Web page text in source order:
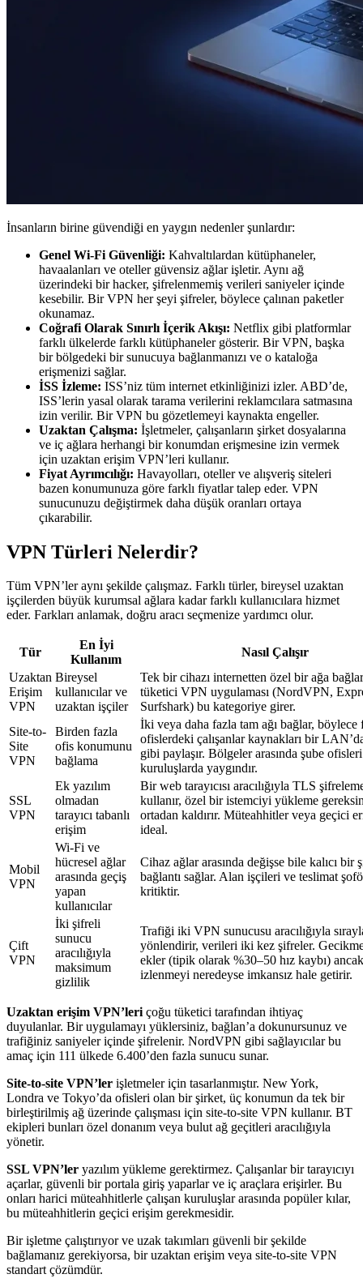
İnsanların birine güvendiği en yaygın nedenler şunlardır:
Genel Wi-Fi Güvenliği: Kahvaltılardan kütüphaneler,
havaalanları ve oteller güvensiz ağlar işletir. Aynı ağ
üzerindeki bir hacker, şifrelenmemiş verileri saniyeler içinde
kesebilir. Bir VPN her şeyi şifreler, böylece çalınan paketler
okunamaz.
Coğrafi Olarak Sınırlı İçerik Akışı: Netflix gibi platformlar
farklı ülkelerde farklı kütüphaneler gösterir. Bir VPN, başka
bir bölgedeki bir sunucuya bağlanmanızı ve o kataloğa
erişmenizi sağlar.
İSS İzleme: ISS’niz tüm internet etkinliğinizi izler. ABD’de,
ISS’lerin yasal olarak tarama verilerini reklamcılara satmasına
izin verilir. Bir VPN bu gözetlemeyi kaynakta engeller.
Uzaktan Çalışma: İşletmeler, çalışanların şirket dosyalarına
ve iç ağlara herhangi bir konumdan erişmesine izin vermek
için uzaktan erişim VPN’leri kullanır.
Fiyat Ayrımcılığı: Havayolları, oteller ve alışveriş siteleri
bazen konumunuza göre farklı fiyatlar talep eder. VPN
sunucunuzu değiştirmek daha düşük oranları ortaya
çıkarabilir.
VPN Türleri Nelerdir?
Tüm VPN’ler aynı şekilde çalışmaz. Farklı türler, bireysel uzaktan
işçilerden büyük kurumsal ağlara kadar farklı kullanıcılara hizmet
eder. Farkları anlamak, doğru aracı seçmenize yardımcı olur.
Tür
En İyi
Kullanım
Nasıl Çalışır
Uzaktan
Erişim
VPN
Bireysel
kullanıcılar ve
uzaktan işçiler
Tek bir cihazı internetten özel bir ağa
tüketici VPN uygulaması (NordVPN,
Surfshark) bu kategoriye girer.
Site-to-
Site
VPN
Birden fazla
ofis konumunu
bağlama
İki veya daha fazla tam ağı bağlar, böylece
ofislerdeki çalışanlar kaynakları bir
gibi paylaşır. Bölgeler arasında şube
kuruluşlarda yaygındır.
SSL
VPN
Ek yazılım
olmadan
tarayıcı tabanlı
erişim
Bir web tarayıcısı aracılığıyla TLS
kullanır, özel bir istemciyi yükleme
ortadan kaldırır. Müteahhitler veya geçici
ideal.
Mobil
VPN
Wi-Fi ve
hücresel ağlar
arasında geçiş
yapan
kullanıcılar
Cihaz ağlar arasında değişse bile kalıcı bir
bağlantı sağlar. Alan işçileri ve teslimat
kritiktir.
Çift
VPN
İki şifreli
sunucu
aracılığıyla
maksimum
gizlilik
Trafiği iki VPN sunucusu aracılığıyla
yönlendirir, verileri iki kez şifreler.
ekler (tipik olarak %30–50 hız kaybı) ancak
izlenmeyi neredeyse imkansız hale getirir.
Uzaktan erişim VPN’leriçoğu tüketici tarafından ihtiyaç
duyulanlar. Bir uygulamayı yüklersiniz, bağlan’a dokunursunuz ve
trafiğiniz saniyeler içinde şifrelenir. NordVPN gibi sağlayıcılar bu
amaç için 111 ülkede 6.400’den fazla sunucu sunar.
Site-to-site VPN’ler işletmeler için tasarlanmıştır. New York,
Londra ve Tokyo’da ofisleri olan bir şirket, üç konumun da tek bir
birleştirilmiş ağ üzerinde çalışması için site-to-site VPN kullanır. BT
ekipleri bunları özel donanım veya bulut ağ geçitleri aracılığıyla
yönetir.
SSL VPN’ler yazılım yükleme gerektirmez. Çalışanlar bir tarayıcıyı
açarlar, güvenli bir portala giriş yaparlar ve iç araçlara erişirler. Bu
onları harici müteahhitlerle çalışan kuruluşlar arasında popüler kılar,
bu müteahhitlerin geçici erişim gerekmesidir.
Bir işletme çalıştırıyor ve uzak takımları güvenli bir şekilde
bağlamanız gerekiyorsa, bir uzaktan erişim veya site-to-site VPN
standart çözümdür.